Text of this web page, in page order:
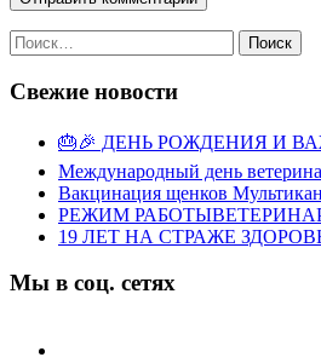
Найти:
Свежие новости
🎂🎉 ДЕНЬ РОЖДЕНИЯ И
Международный день
Вакцинация щенков
РЕЖИМ
19 ЛЕТ НА СТРАЖЕ
Мы в соц. сетях